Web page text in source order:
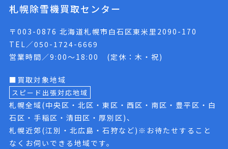
札幌除雪機買取センター
〒003-0876 北海道札幌市白石区東米里2090-170
TEL／050-1724-6669
営業時間／9:00〜18:00 (定休：木・祝)
■買取対象地域
スピード出張対応地域
札幌全域(中央区・北区・東区・西区・南区・豊平区・白
石区・手稲区・清田区・厚別区)、
札幌近郊(江別・北広島・石狩など)※お待たせすること
なくお伺いできる地域です。